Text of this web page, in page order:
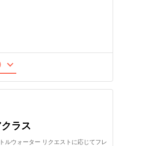
ラス
ルウォーター リクエストに応じてフレ